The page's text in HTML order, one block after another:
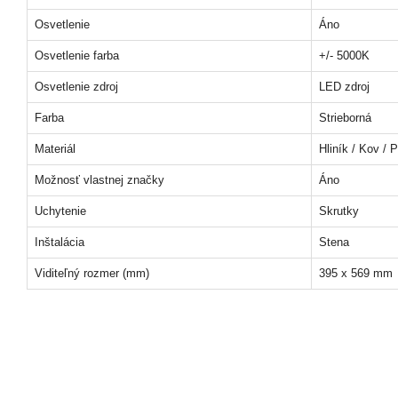
Osvetlenie Áno
Osvetlenie farba +/- 5000K
Osvetlenie zdroj LED zdroj
Farba Strieborná
Materiál Hliník / Kov /
Možnosť vlastnej značky Áno
Uchytenie Skrutky
Inštalácia Stena
Viditeľný rozmer (mm) 395 x 569 mm